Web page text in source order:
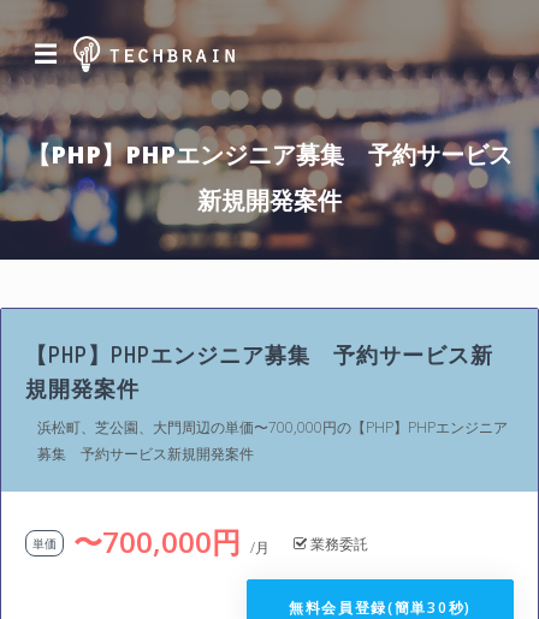
☰
【PHP】PHPエンジニア募集 予約サービス
新規開発案件
【PHP】PHPエンジニア募集 予約サービス新
規開発案件
浜松町、芝公園、大門周辺の単価〜700,000円の【PHP】PHPエンジニア
募集 予約サービス新規開発案件
単価 〜700,000円 /月 業務委託
無料会員登録(簡単30秒)